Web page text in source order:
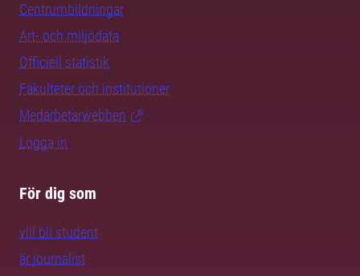
Centrumbildningar
Art- och miljödata
Officiell statistik
Fakulteter och institutioner
Medarbetarwebben
Logga in
För dig som
vill bli student
är journalist